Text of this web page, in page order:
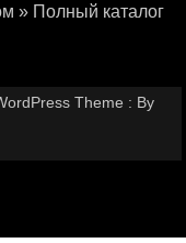
» Полный каталог
Theme : By